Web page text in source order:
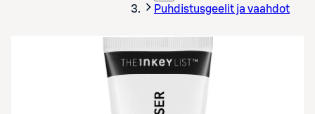
Puhdistusgeelit ja vaahdot